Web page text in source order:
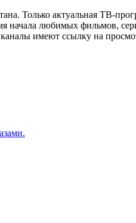
Только актуальная ТВ-
любимых фильмов,
имеют ссылку на